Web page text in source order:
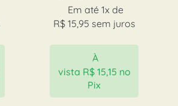
Em até 1x de
R$15,95 sem juros
À
vista R$15,15 no
Pix